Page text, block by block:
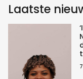
Laatste